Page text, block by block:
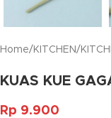
Home/ KITCHEN/
KUAS KUE
Rp 9.900